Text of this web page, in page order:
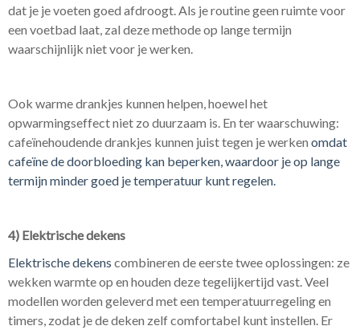
dat je je voeten goed afdroogt. Als je routine geen ruimte voor
een voetbad laat, zal deze methode op lange termijn
waarschijnlijk niet voor je werken.
Ook warme drankjes kunnen helpen, hoewel het
opwarmingseffect niet zo duurzaam is. En ter waarschuwing:
cafeïnehoudende drankjes kunnen juist tegen je werken omdat
cafeïne de doorbloeding kan beperken, waardoor je op lange
termijn minder goed je temperatuur kunt regelen.
4) Elektrische dekens
Elektrische dekens combineren de eerste twee oplossingen: ze
wekken warmte op en houden deze tegelijkertijd vast. Veel
modellen worden geleverd met een temperatuurregeling en
timers, zodat je de deken zelf comfortabel kunt instellen. Er